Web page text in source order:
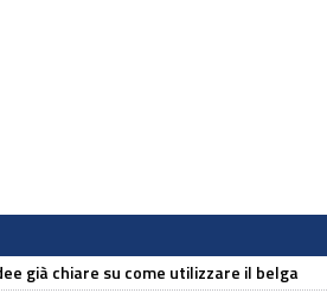
già chiare su come utilizzare il belga